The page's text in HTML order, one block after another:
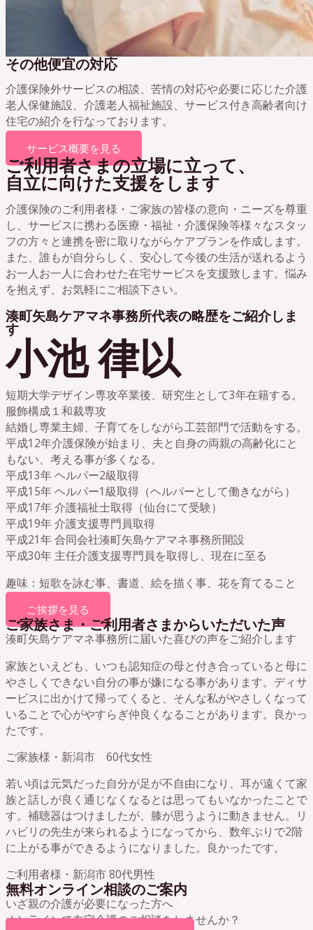
その他便宜の対応
介護保険外サービスの相談、苦情の対応や必要に応じた介護
老人保健施設、介護老人福祉施設、サービス付き高齢者向け
住宅の紹介を行なっております。
サービス概要を見る
ご利用者さまの立場に立って、
自立に向けた支援をします
介護保険のご利用者様・ご家族の皆様の意向・ニーズを尊重
し、サービスに携わる医療・福祉・介護保険等様々なスタッ
フの方々と連携を密に取りながらケアプランを作成します。
また、誰もが自分らしく、安心して今後の生活が送れるよう
お一人お一人に合わせた在宅サービスを支援致します。悩み
を抱えず、お気軽にご相談下さい。
湊町矢島ケアマネ事務所代表の略歴をご紹介しま
す
小池 律以
短期大学デザイン専攻卒業後、研究生として3年在籍する。
服飾構成１和裁専攻
結婚し専業主婦、子育てをしながら工芸部門で活動をする。
平成12年介護保険が始まり、夫と自身の両親の高齢化にと
もない、考える事が多くなる。
平成13年 ヘルパー2級取得
平成15年 ヘルパー1級取得（ヘルパーとして働きながら）
平成17年 介護福祉士取得（仙台にて受験）
平成19年 介護支援専門員取得
平成21年 合同会社湊町矢島ケアマネ事務所開設
平成30年 主任介護支援専門員を取得し、現在に至る
趣味：短歌を詠む事、書道、絵を描く事、花を育てること
ご挨拶を見る
ご家族さま・ご利用者さまからいただいた声
湊町矢島ケアマネ事務所に届いた喜びの声をご紹介します
家族といえども、いつも認知症の母と付き合っていると母に
やさしくできない自分の事が嫌になる事があります。ディサ
ービスに出かけて帰ってくると、そんな私がやさしくなって
いることで心がやすらぎ仲良くなることがあります。良かっ
たです。
ご家族様・新潟市 60代女性
若い頃は元気だった自分が足が不自由になり、耳が遠くて家
族と話しが良く通じなくなるとは思ってもいなかったことで
す。補聴器はつけましたが、膝が思うように動きません。リ
ハビリの先生が来られるようになってから、数年ぶりで2階
に上がる事ができるようになりました。良かったです。
ご利用者様・新潟市 80代男性
無料オンライン相談のご案内
いざ親の介護が必要になった方へ
オンラインで在宅介護のご相談をしませんか？